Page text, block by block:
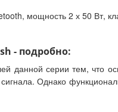
мощность 2 х 50 Вт,
- подробно:
данной серии тем, что
Однако